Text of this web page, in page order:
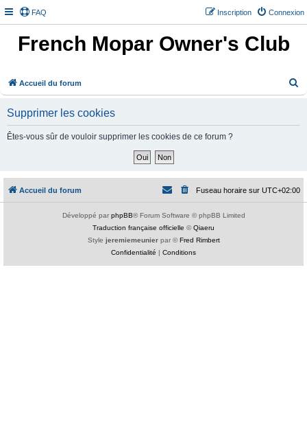
FAQ Connexion
Inscription
French Mopar Owner's Club
Accueil du forum
Supprimer les cookies
Êtes-vous sûr de vouloir supprimer les cookies de ce forum ?
Accueil du forum Fuseau horaire sur UTC+02:00
Développé par phpBB® Forum Software © phpBB Limited
Traduction française officielle ©Qiaeru
Style jeremiemeunierpar ©Fred Rimbert
Confidentialité | Conditions